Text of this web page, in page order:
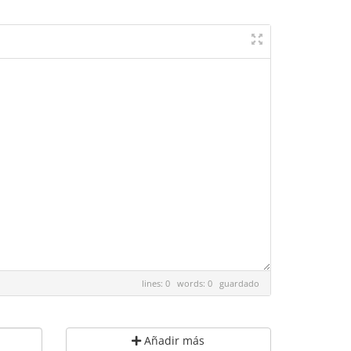
lines: 0 words: 0 guardado
Añadir más